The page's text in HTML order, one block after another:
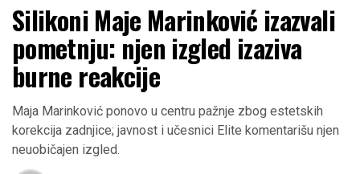
Silikoni Maje Marinković izazvali
pometnju: njen izgled izaziva
burne reakcije
Maja Marinković ponovo u centru pažnje zbog estetskih
korekcija zadnjice; javnost i učesnici Elite komentarišu njen
neuobičajen izgled.